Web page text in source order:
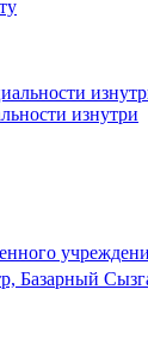
изнутри
Базарный